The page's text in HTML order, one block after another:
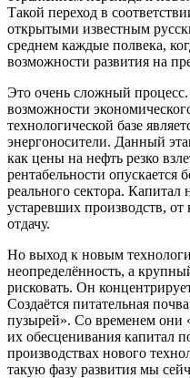
Такой переход в
открытыми известным
среднем каждые полвека,
возможности развития на
Это очень сложный
возможности
технологической базе
энергоносители. Данный
как цены на нефть резко
рентабельности опускается
реального сектора. Капитал
устаревших производств,
отдачу.
Но выход к новым
неопределённость, а
рисковать. Он
Создаётся питательная
пузырей». Со временем они
их обесценивания капитал
производствах нового
такую фазу развития мы